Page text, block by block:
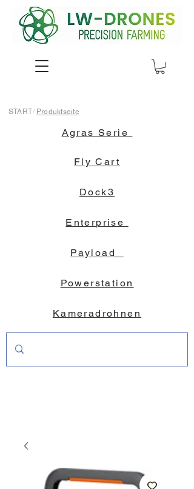
START/ Produktseite
Agras Serie
Fly Cart
Dock3
Enterprise
Payload
Powerstation
Kameradrohnen